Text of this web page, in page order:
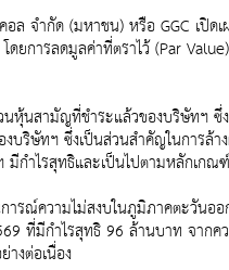
อล จำกัด (มหาชน) หรือ GGC
การลดมูลค่าที่ตราไว้ (Par
นหุ้นสามัญที่ชำระแล้วของบริษัท
บริษัทฯ ซึ่งเป็นส่วนสำคัญในการ
ำไรสุทธิและเป็นไปตามหลักเกณ
ณ์ความไม่สงบในภูมิภาคตะวันอ
ที่มีกำไรสุทธิ 96 ล้านบาท จาก
งต่อเนื่อง